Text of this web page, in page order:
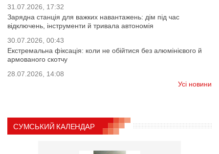
31.07.2026, 17:32
Зарядна станція для важких навантажень: дім під час
відключень, інструменти й тривала автономія
30.07.2026, 00:43
Екстремальна фіксація: коли не обійтися без алюмінієвого й
армованого скотчу
28.07.2026, 14:08
Усі новини
СУМСЬКИЙ КАЛЕНДАР